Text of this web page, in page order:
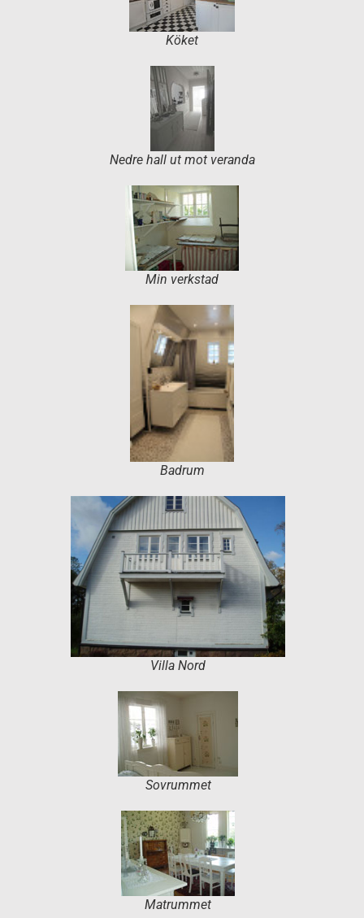
Köket
Nedre hall ut mot veranda
Min verkstad
Badrum
Villa Nord
Sovrummet
Matrummet